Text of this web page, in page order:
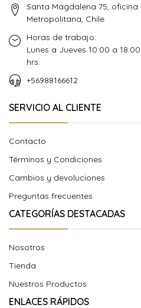
Santa Magdalena 75, oficina
Metropolitana, Chile
Horas de trabajo:
Lunes a Jueves 10:00 a
hrs.
+56988166612
SERVICIO AL CLIENTE
Contacto
Términos y Condiciones
Cambios y devoluciones
Preguntas frecuentes
CATEGORÍAS DESTACADAS
Nosotros
Tienda
Nuestros Productos
ENLACES RÁPIDOS